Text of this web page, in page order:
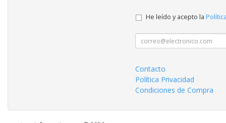
He leído y acepto la
Contacto
Política Privacidad
Condiciones de Compra